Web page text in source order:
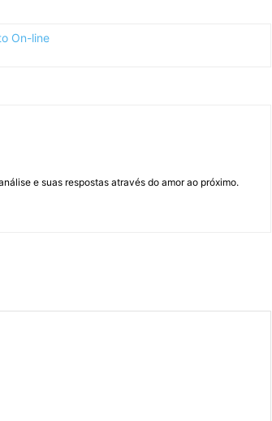
e suas respostas através do amor ao próximo.